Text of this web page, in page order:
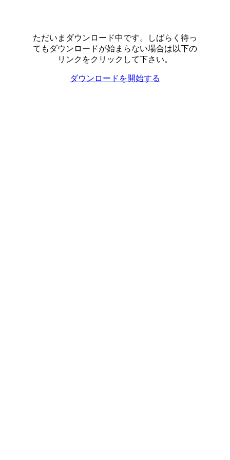
ただいまダウンロード中です。しばらく待っ
てもダウンロードが始まらない場合は以下の
リンクをクリックして下さい。
ダウンロードを開始する